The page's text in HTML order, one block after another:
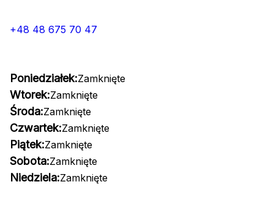
+48 48 675 70 47
Poniedziałek:Zamknięte
Wtorek:Zamknięte
Środa:Zamknięte
Czwartek:Zamknięte
Piątek:Zamknięte
Sobota:Zamknięte
Niedziela:Zamknięte